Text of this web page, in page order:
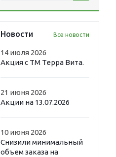
Новости Все новости
14 июля 2026
Акция с ТМ Терра Вита.
21 июня 2026
Акции на 13.07.2026
10 июня 2026
Снизили минимальный
объем заказа на